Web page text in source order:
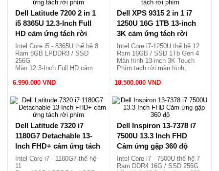
Dell Latitude 7200 2 in 1
i5 8365U 12.3-Inch Full
HD cảm ứng tách rời
phím
Intel Core i5 - 8365U thế hệ 8
Ram 8GB LPDDR3 / SSD
256G
Màn 12.3-Inch Full HD cảm
Phím tách rời màn hình, nhẹ
6.990.000 VND
Dell XPS 9315 2 in 1 i7
1250U 16G 1TB 13-inch
3K cảm ứng tách rời
phím
Intel Core i7-1250U thế hệ 12
Ram 16GB / SSD 1Tb Gen 4
Màn hình 13-inch 3K Touch
Phím tách rời màn hình,
18.500.000 VND
Dell Latitude 7320 i7
1180G7 Detachable 13-
Inch FHD+ cảm ứng tách
rời phím
Intel Core i7 - 1180G7 thế hệ
11
Dell Inspiron 13-7378 i7
7500U 13.3 Inch FHD
Cảm ứng gập 360 độ
Intel Core i7 - 7500U thế hệ 7
Ram DDR4 16G / SSD 256G